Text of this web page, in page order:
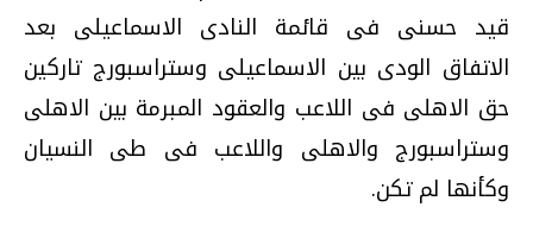
قيد حسنى فى قائمة النادى الاسماعيلى بعد
الاتفاق الودى بين الاسماعيلى وستراسبورج تاركين
حق الاهلى فى اللاعب والعقود المبرمة بين الاهلى
وستراسبورج والاهلى واللاعب فى طى النسيان
وكأنها لم تكن.